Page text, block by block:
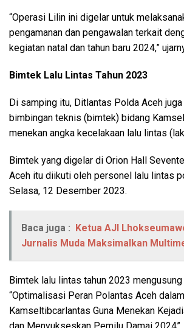
“Operasi Lilin ini digelar untuk
pengamanan dan pengawalan terkait
kegiatan natal dan tahun baru 2024,”
Bimtek Lalu Lintas Tahun 2023
Di samping itu, Ditlantas Polda Aceh
bimbingan teknis (bimtek) bidang
menekan angka kecelakaan lalu lintas
Bimtek yang digelar di Orion Hall
Aceh itu diikuti oleh personel lalu lintas
Selasa, 12 Desember 2023.
Baca juga :
Ketua AJI
Jurnalis Muda Maksimalkan
Bimtek lalu lintas tahun 2023
“Optimalisasi Peran Polantas Aceh
Kamseltibcarlantas Guna Menekan